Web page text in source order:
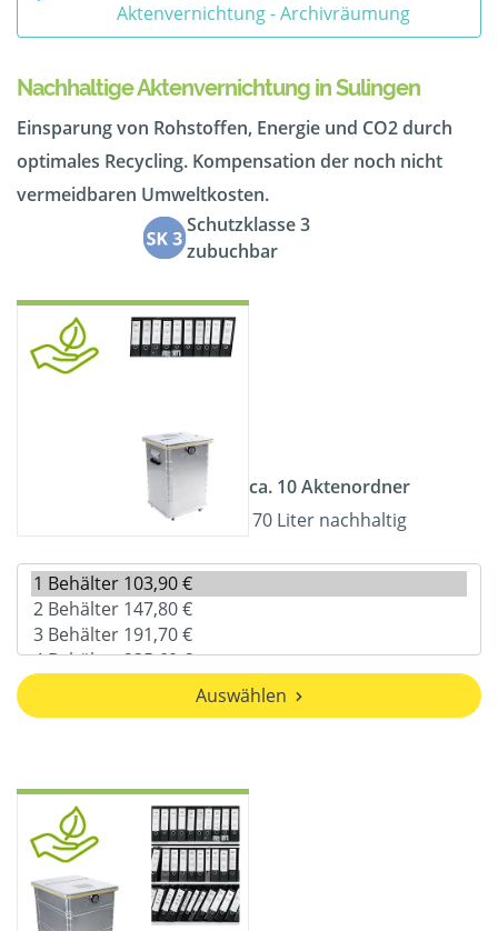
Aktenvernichtung - Archivräumung
Nachhaltige Aktenvernichtung in Sulingen
Einsparung von Rohstoffen, Energie und CO2 durch
optimales Recycling. Kompensation der noch nicht
vermeidbaren Umweltkosten.
Schutzklasse 3
zubuchbar
ca. 10 Aktenordner
70 Liter nachhaltig
Auswählen